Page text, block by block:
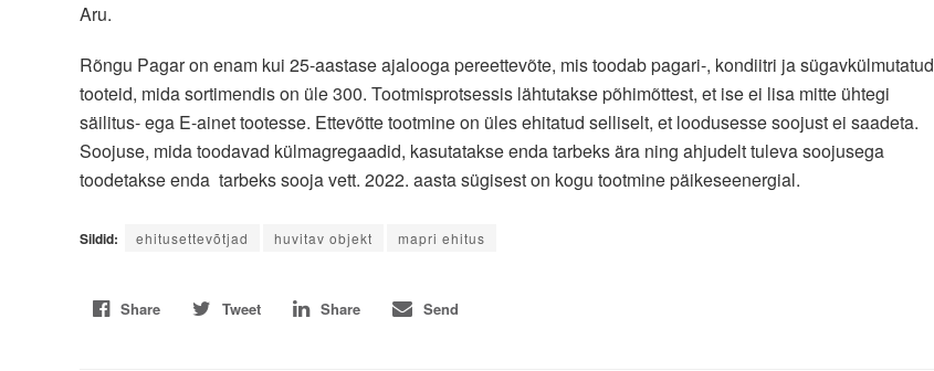
Aru.
Rõngu Pagar on enam kui 25-aastase ajalooga pereettevõte, mis toodab pagari-, kondiitri ja sügavkülmutatud
tooteid, mida sortimendis on üle 300. Tootmisprotsessis lähtutakse põhimõttest, et ise ei lisa mitte ühtegi
säilitus- ega E-ainet tootesse. Ettevõtte tootmine on üles ehitatud selliselt, et loodusesse soojust ei saadeta.
Soojuse, mida toodavad külmagregaadid, kasutatakse enda tarbeks ära ning ahjudelt tuleva soojusega
toodetakse enda tarbeks sooja vett. 2022. aasta sügisest on kogu tootmine päikeseenergial.
Sildid: ehitusettevõtjad huvitav objekt mapri ehitus
Share Tweet Share Send